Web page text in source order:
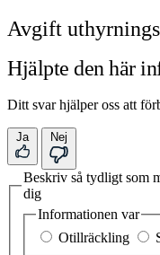
Avgift
Hjälpte den här
Ditt svar hjälper oss att
Ja Nej
Beskriv så tydligt som
dig
Informationen var
Otillräckling